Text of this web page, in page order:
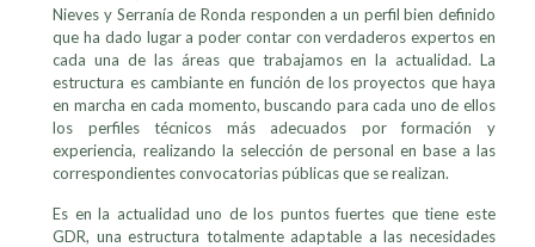
Nieves y Serranía de Ronda responden a un perfil bien definido
que ha dado lugar a poder contar con verdaderos expertos en
cada una de las áreas que trabajamos en la actualidad. La
estructura es cambiante en función de los proyectos que haya
en marcha en cada momento, buscando para cada uno de ellos
los perfiles técnicos más adecuados por formación y
experiencia, realizando la selección de personal en base a las
correspondientes convocatorias públicas que se realizan.
Es en la actualidad uno de los puntos fuertes que tiene este
GDR, una estructura totalmente adaptable a las necesidades